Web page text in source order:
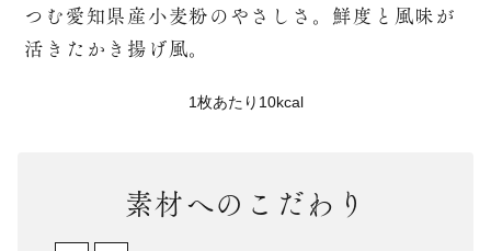
つむ愛知県産小麦粉のやさしさ。鮮度と風味が
活きたかき揚げ風。
1枚あたり10kcal
素材へのこだわり